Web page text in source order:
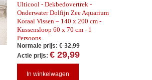
Ulticool - Dekbedovertrek -
Onderwater Dolfijn Zee Aquarium
Koraal Vissen – 140 x 200 cm -
Kussensloop 60 x 70 cm - 1
Persoons
Normale prijs: € 32,99
Actie prijs: € 29,99
In winkelwagen